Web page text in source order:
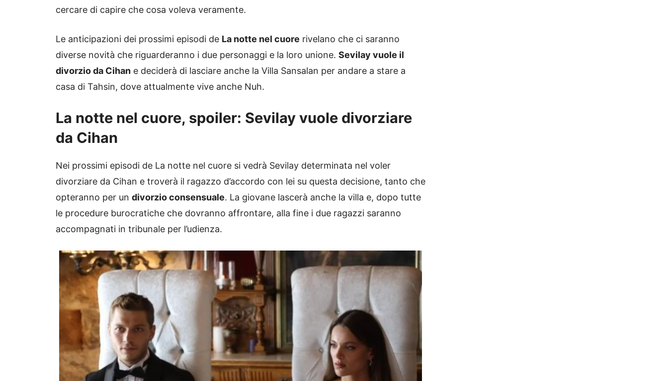
cercare di capire che cosa voleva veramente.
Le anticipazioni dei prossimi episodi de La notte nel cuore rivelano che ci saranno
diverse novità che riguarderanno i due personaggi e la loro unione. Sevilay vuole il
divorzio da Cihan e deciderà di lasciare anche la Villa Sansalan per andare a stare a
casa di Tahsin, dove attualmente vive anche Nuh.
La notte nel cuore, spoiler: Sevilay vuole divorziare
da Cihan
Nei prossimi episodi de La notte nel cuore si vedrà Sevilay determinata nel voler
divorziare da Cihan e troverà il ragazzo d’accordo con lei su questa decisione, tanto che
opteranno per un divorzio consensuale. La giovane lascerà anche la villa e, dopo tutte
le procedure burocratiche che dovranno affrontare, alla fine i due ragazzi saranno
accompagnati in tribunale per l’udienza.